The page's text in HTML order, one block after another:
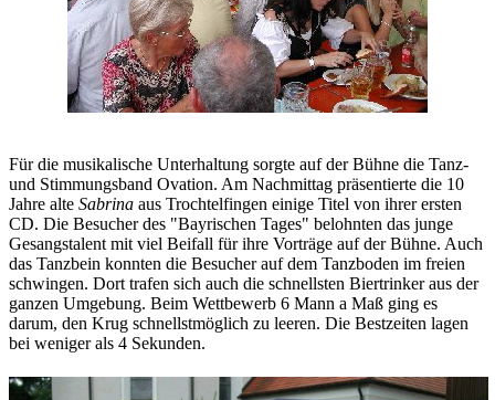
Für die musikalische Unterhaltung sorgte auf der Bühne die Tanz-
und Stimmungsband Ovation. Am Nachmittag präsentierte die 10
Jahre alte Sabrina aus Trochtelfingen einige Titel von ihrer ersten
CD. Die Besucher des "Bayrischen Tages" belohnten das junge
Gesangstalent mit viel Beifall für ihre Vorträge auf der Bühne. Auch
das Tanzbein konnten die Besucher auf dem Tanzboden im freien
schwingen. Dort trafen sich auch die schnellsten Biertrinker aus der
ganzen Umgebung. Beim Wettbewerb 6 Mann a Maß ging es
darum, den Krug schnellstmöglich zu leeren. Die Bestzeiten lagen
bei weniger als 4 Sekunden.